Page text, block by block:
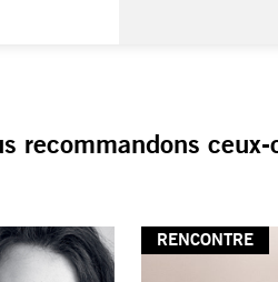
recommandons
RENCONTRE